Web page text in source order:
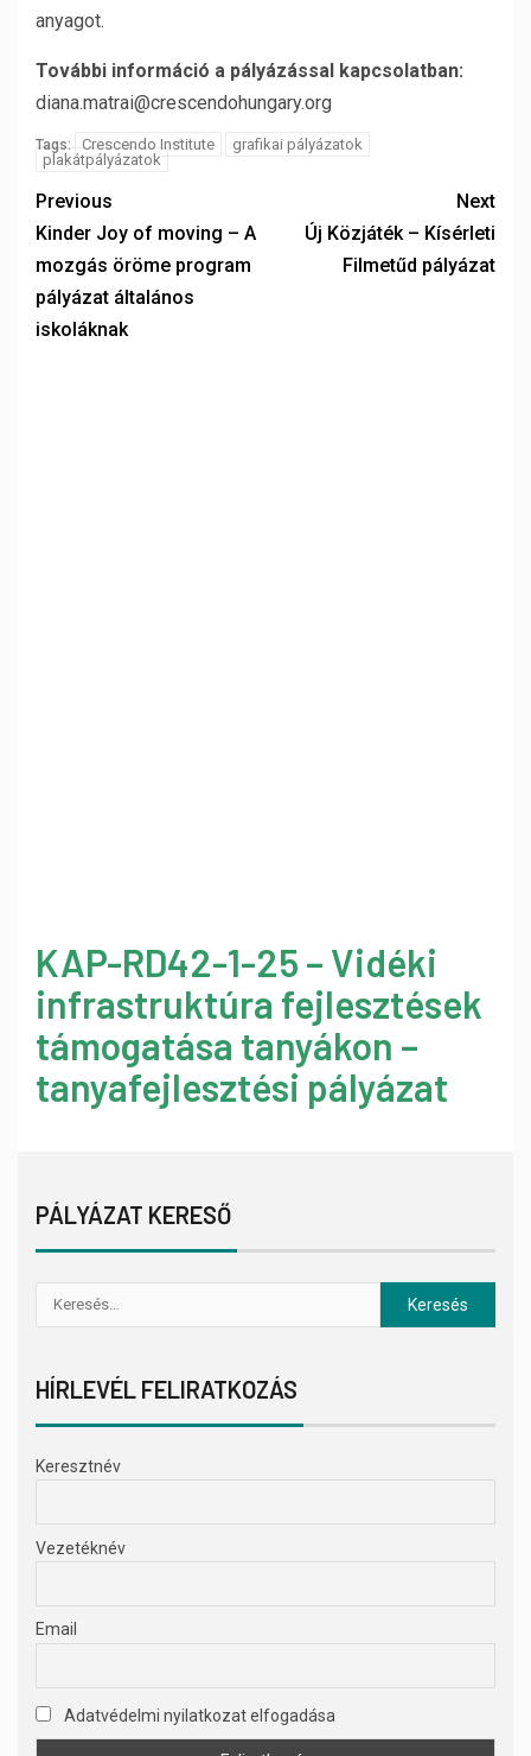
anyagot.
További információ a pályázással kapcsolatban:
diana.matrai@crescendohungary.org
Tags: Crescendo Institute
grafikai pályázatok
plakátpályázatok
Previous
Kinder Joy of moving – A
mozgás öröme program
pályázat általános
iskoláknak
Next
Új Közjáték – Kísérleti
Filmetűd pályázat
KAP-RD42-1-25 – Vidéki
infrastruktúra fejlesztések
támogatása tanyákon –
tanyafejlesztési pályázat
PÁLYÁZAT KERESŐ
HÍRLEVÉL FELIRATKOZÁS
Keresztnév
Vezetéknév
Email
Adatvédelmi nyilatkozat elfogadása